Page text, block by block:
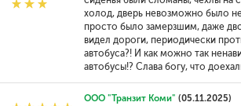
холод, дверь невозможно было
просто было замерзшим, даже
видел дороги, периодически
автобуса?! И как можно так
автобусы!? Слава богу, что
ООО "Транзит Коми" (05.11.2025)